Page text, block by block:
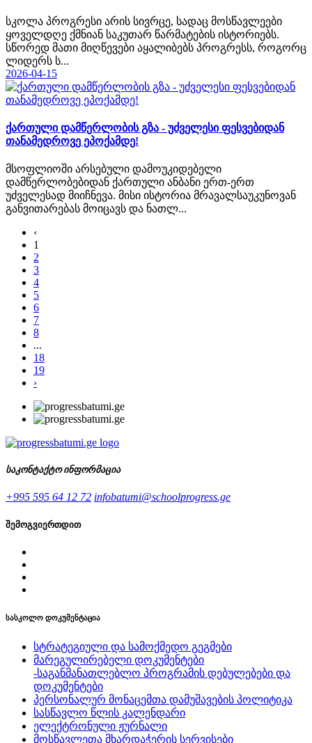
სკოლა პროგრესი არის სივრცე, სადაც მოსწავლეები
ყოველდღე ქმნიან საკუთარ წარმატების ისტორიებს.
სწორედ მათი მიღწევები აყალიბებს პროგრესს, როგორც
ლიდერს ს...
2026-04-15
ქართული დამწერლობის გზა - უძველესი ფესვებიდან
თანამედროვე ეპოქამდე!
მსოფლიოში არსებული დამოუკიდებელი
დამწერლობებიდან ქართული ანბანი ერთ-ერთ
უძველესად მიიჩნევა. მისი ისტორია მრავალსაუკუნოვან
განვითარებას მოიცავს და ნათლ...
‹
1
2
3
4
5
6
7
8
...
18
19
›
საკონტაქტო ინფორმაცია
+995 595 64 12 72 infobatumi@schoolprogress.ge
შემოგვიერთდით
სასკოლო დოკუმენტაცია
სტრატეგიული და სამოქმედო გეგმები
მარეგულირებელი დოკუმენტები
-საგანმანათლებლო პროგრამის დებულებები და
დოკუმენტები
პერსონალურ მონაცემთა დამუშავების პოლიტიკა
სასწავლო წლის კალენდარი
ელექტრონული ჟურნალი
მოსწავლეთა მხარდაჭერის სერვისები